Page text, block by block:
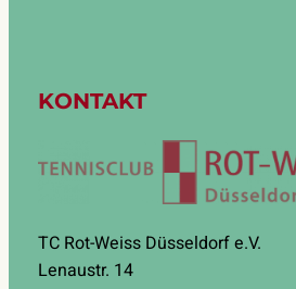
KONTAKT
TC Rot-Weiss Düsseldorf e.V.
Lenaustr. 14